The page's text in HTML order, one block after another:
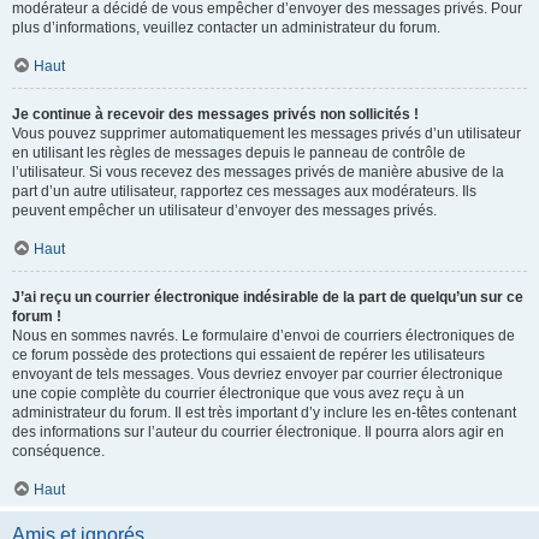
modérateur a décidé de vous empêcher d’envoyer des messages privés. Pour
plus d’informations, veuillez contacter un administrateur du forum.
Haut
Je continue à recevoir des messages privés non sollicités !
Vous pouvez supprimer automatiquement les messages privés d’un utilisateur
en utilisant les règles de messages depuis le panneau de contrôle de
l’utilisateur. Si vous recevez des messages privés de manière abusive de la
part d’un autre utilisateur, rapportez ces messages aux modérateurs. Ils
peuvent empêcher un utilisateur d’envoyer des messages privés.
Haut
J’ai reçu un courrier électronique indésirable de la part de quelqu’un sur ce
forum !
Nous en sommes navrés. Le formulaire d’envoi de courriers électroniques de
ce forum possède des protections qui essaient de repérer les utilisateurs
envoyant de tels messages. Vous devriez envoyer par courrier électronique
une copie complète du courrier électronique que vous avez reçu à un
administrateur du forum. Il est très important d’y inclure les en-têtes contenant
des informations sur l’auteur du courrier électronique. Il pourra alors agir en
conséquence.
Haut